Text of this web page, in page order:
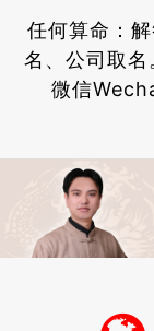
任何算命：
名、公司取名
微信